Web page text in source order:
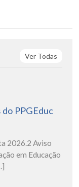
Ver Todas
PPGEduc
2026.2 Aviso
em Educação